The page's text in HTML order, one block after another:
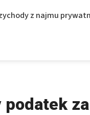
z najmu